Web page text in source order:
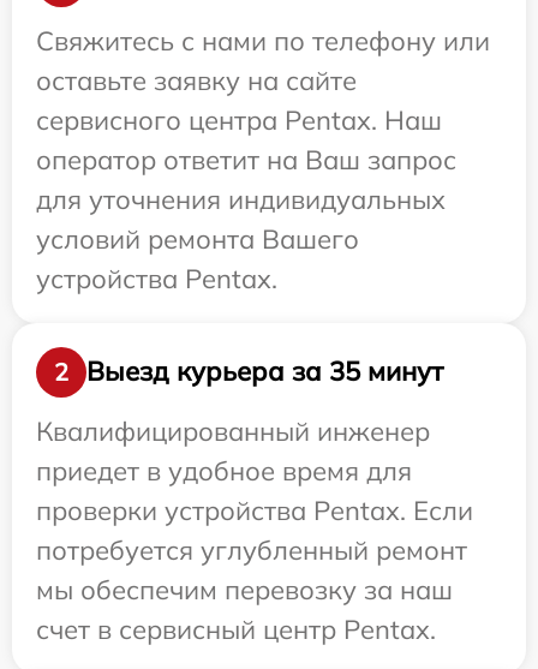
Свяжитесь с нами по телефону или
оставьте заявку на сайте
сервисного центра Pentax. Наш
оператор ответит на Ваш запрос
для уточнения индивидуальных
условий ремонта Вашего
устройства Pentax.
2
Выезд курьера за 35 минут
Квалифицированный инженер
приедет в удобное время для
проверки устройства Pentax. Если
потребуется углубленный ремонт
мы обеспечим перевозку за наш
счет в сервисный центр Pentax.